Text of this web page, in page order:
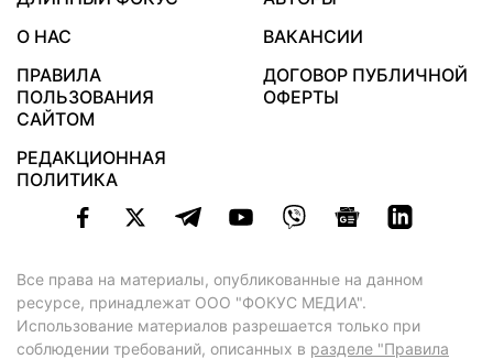
О НАС
ВАКАНСИИ
ПРАВИЛА
ПОЛЬЗОВАНИЯ
САЙТОМ
ДОГОВОР ПУБЛИЧНОЙ
ОФЕРТЫ
РЕДАКЦИОННАЯ
ПОЛИТИКА
Все права на материалы, опубликованные на данном
ресурсе, принадлежат ООО "ФОКУС МЕДИА".
Использование материалов разрешается только при
соблюдении требований, описанных в разделе "Правила